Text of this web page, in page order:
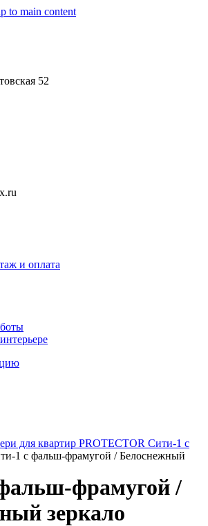
to main content
52
и оплата
для квартир PROTECTOR Сити-1 с
1 с фальш-фрамугой / Белоснежный
фрамугой /
зеркало